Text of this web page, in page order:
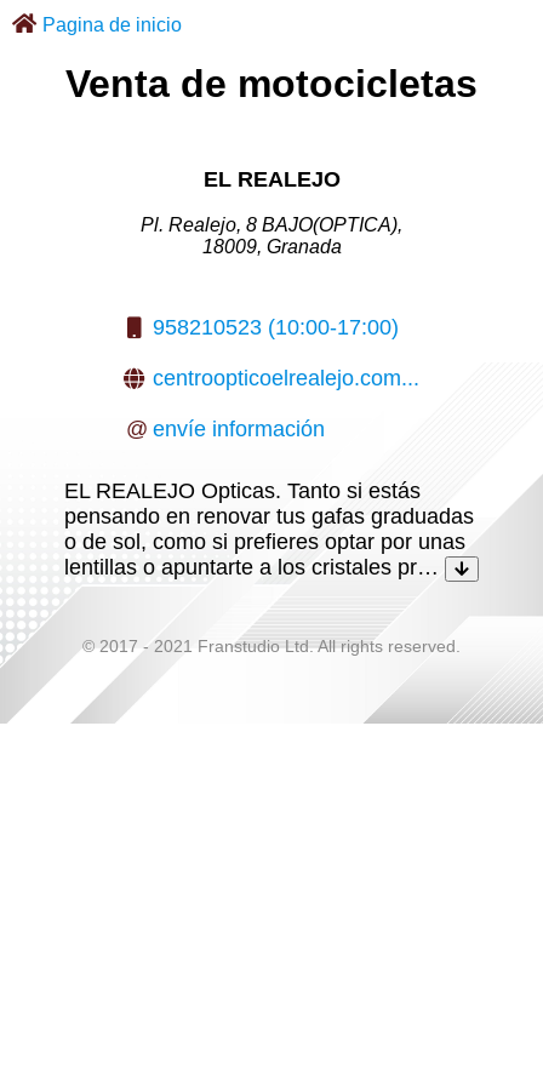
Pagina de inicio
Venta de motocicletas
EL REALEJO
Pl. Realejo, 8 BAJO(OPTICA),
18009, Granada
958210523 (10:00-17:00)
centroopticoelrealejo.com...
@ envíe información
EL REALEJO Opticas. Tanto si estás
pensando en renovar tus gafas graduadas
o de sol, como si prefieres optar por unas
lentillas o apuntarte a los cristales pr…
© 2017 - 2021 Franstudio Ltd. All rights reserved.